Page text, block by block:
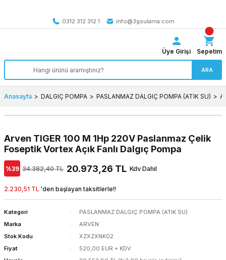
0312 312 312 1
info@3gsulama.com
ARA
Üye Girişi Sepetim
Anasayfa DALGIÇ POMPA PASLANMAZ DALGIÇ POMPA (ATIK SU)
Arven TIGER 100 M 1Hp 220V Paslanmaz Çelik
Foseptik Vortex Açık Fanlı Dalgıç Pompa
%39 34.382,40 TL 20.973,26 TL Kdv Dahil
2.230,51 TL 'den başlayan taksitlerle!!
Kategori
PASLANMAZ DALGIÇ POMPA (ATIK SU)
Marka
ARVEN
Stok Kodu
XZXZXNK02
Fiyat
520,00 EUR + KDV